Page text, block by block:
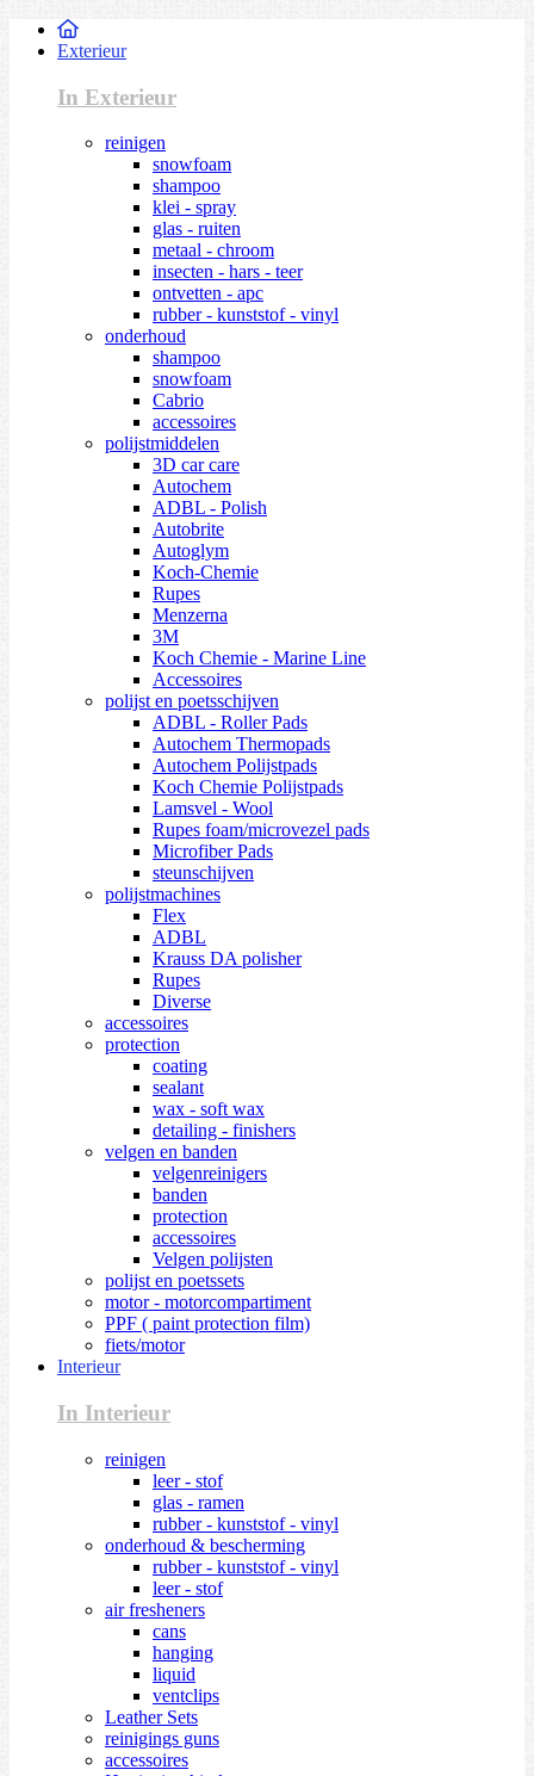
Exterieur
In Exterieur
reinigen
snowfoam
shampoo
klei - spray
glas - ruiten
metaal - chroom
insecten - hars - teer
ontvetten - apc
rubber - kunststof - vinyl
onderhoud
shampoo
snowfoam
Cabrio
accessoires
polijstmiddelen
3D car care
Autochem
ADBL - Polish
Autobrite
Autoglym
Koch-Chemie
Rupes
Menzerna
3M
Koch Chemie - Marine Line
Accessoires
polijst en poetsschijven
ADBL - Roller Pads
Autochem Thermopads
Autochem Polijstpads
Koch Chemie Polijstpads
Lamsvel - Wool
Rupes foam/microvezel pads
Microfiber Pads
steunschijven
polijstmachines
Flex
ADBL
Krauss DA polisher
Rupes
Diverse
accessoires
protection
coating
sealant
wax - soft wax
detailing - finishers
velgen en banden
velgenreinigers
banden
protection
accessoires
Velgen polijsten
polijst en poetssets
motor - motorcompartiment
PPF ( paint protection film)
fiets/motor
Interieur
In Interieur
reinigen
leer - stof
glas - ramen
rubber - kunststof - vinyl
onderhoud & bescherming
rubber - kunststof - vinyl
leer - stof
air fresheners
cans
hanging
liquid
ventclips
Leather Sets
reinigings guns
accessoires